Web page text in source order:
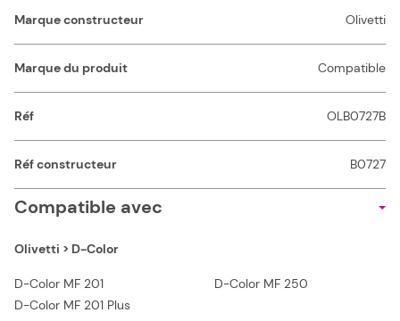
Marque constructeur Olivetti
Marque du produit Compatible
Réf OLB0727B
Réf constructeur B0727
Compatible avec
Olivetti > D-Color
D-Color MF 201
D-Color MF 201 Plus
D-Color MF 250